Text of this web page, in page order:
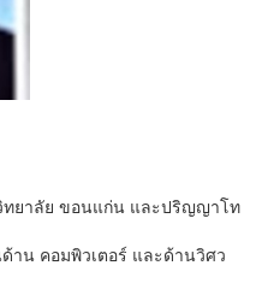
ยาลัย ขอนแก่น และปริญญาโท
น คอมพิวเตอร์ และด้านวิศว